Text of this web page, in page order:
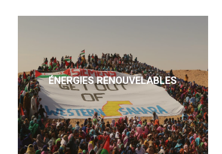
ÉNERGIES RENOUVELABLES